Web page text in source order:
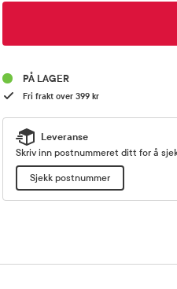
PÅ LAGER
Fri frakt over 399 kr
Leveranse
Skriv inn postnummeret ditt for å
Sjekk postnummer